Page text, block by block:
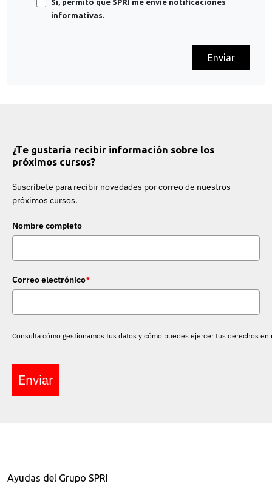
informativas.
¿Te gustaría recibir información sobre los
próximos cursos?
Suscríbete para recibir novedades por correo de nuestros
próximos cursos.
Nombre completo
Correo electrónico*
Consulta cómo gestionamos tus datos y cómo puedes ejercer tus derechos
Enviar
Ayudas del Grupo SPRI